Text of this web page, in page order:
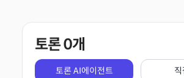
토론0개
토론 AI에이전트